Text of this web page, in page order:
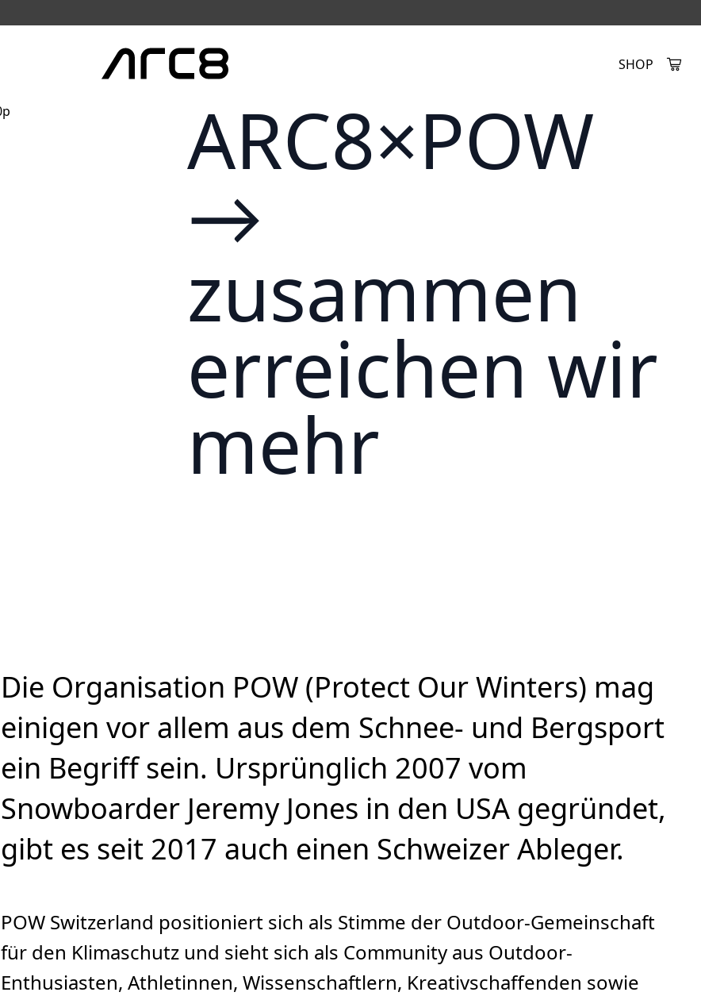
SHOP
ARC8×POW
→
zusammen
erreichen wir
mehr
Die Organisation POW (Protect Our Winters) mag
einigen vor allem aus dem Schnee- und Bergsport
ein Begriff sein. Ursprünglich 2007 vom
Snowboarder Jeremy Jones in den USA gegründet,
gibt es seit 2017 auch einen Schweizer Ableger.
POW Switzerland positioniert sich als Stimme der Outdoor-Gemeinschaft
für den Klimaschutz und sieht sich als Community aus Outdoor-
Enthusiasten, Athletinnen, Wissenschaftlern, Kreativschaffenden sowie